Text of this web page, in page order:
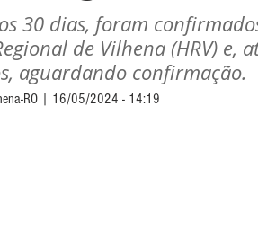
30 dias, foram
de Vilhena (HRV) e,
aguardando confirmação.
RO | 16/05/2024 - 14:19